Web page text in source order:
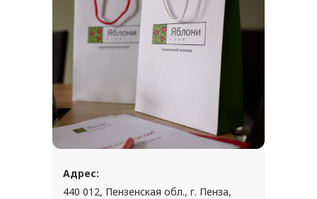
Адрес:
440 012, Пензенская обл., г. Пенза,